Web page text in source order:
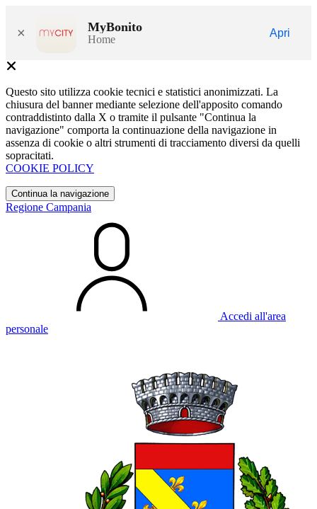
× MyBonito
Home
Apri
Questo sito utilizza cookie tecnici e statistici anonimizzati. La
chiusura del banner mediante selezione dell'apposito comando
contraddistinto dalla X o tramite il pulsante "Continua la
navigazione" comporta la continuazione della navigazione in
assenza di cookie o altri strumenti di tracciamento diversi da quelli
sopracitati.
COOKIE POLICY
Continua la navigazione
Regione Campania
Accedi all'area
personale